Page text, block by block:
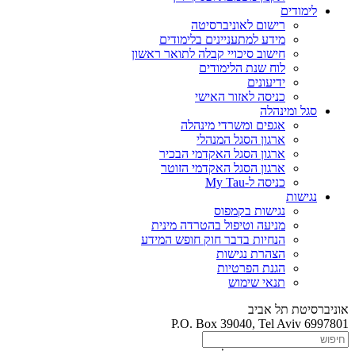
לימודים
רישום לאוניברסיטה
מידע למתעניינים בלימודים
חישוב סיכויי קבלה לתואר ראשון
לוח שנת הלימודים
ידיעונים
כניסה לאזור האישי
סגל ומינהלה
אגפים ומשרדי מינהלה
ארגון הסגל המנהלי
ארגון הסגל האקדמי הבכיר
ארגון הסגל האקדמי הזוטר
כניסה ל-My Tau
נגישות
נגישות בקמפוס
מניעה וטיפול בהטרדה מינית
הנחיות בדבר חוק חופש המידע
הצהרת נגישות
הגנת הפרטיות
תנאי שימוש
אוניברסיטת תל אביב
P.O. Box 39040, Tel Aviv 6997801